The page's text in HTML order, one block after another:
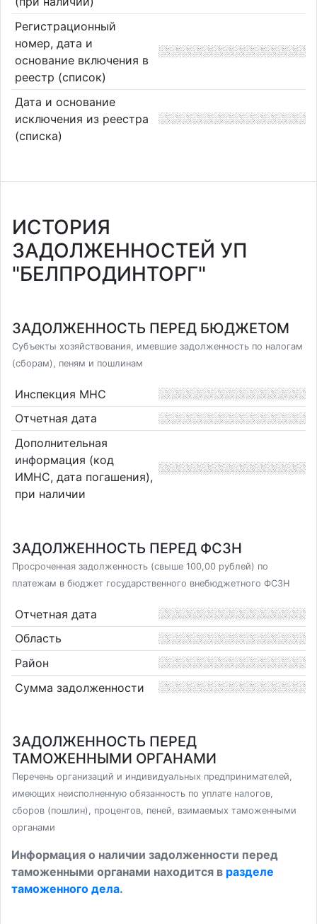
Регистрационный
номер, дата и
основание включения в
реестр (список)
Дата и основание
исключения из реестра
(списка)
ИСТОРИЯ
ЗАДОЛЖЕННОСТЕЙ УП
"БЕЛПРОДИНТОРГ"
ЗАДОЛЖЕННОСТЬ ПЕРЕД БЮДЖЕТОМ
Субъекты хозяйствования, имевшие задолженность по налогам
(сборам), пеням и пошлинам
Инспекция МНС
Отчетная дата
Дополнительная
информация (код
ИМНС, дата погашения),
при наличии
ЗАДОЛЖЕННОСТЬ ПЕРЕД ФСЗН
Просроченная задолженность (свыше 100,00 рублей) по
платежам в бюджет государственного внебюджетного ФСЗН
Отчетная дата
Область
Район
Сумма задолженности
ЗАДОЛЖЕННОСТЬ ПЕРЕД
ТАМОЖЕННЫМИ ОРГАНАМИ
Перечень организаций и индивидуальных предпринимателей,
имеющих неисполненную обязанность по уплате налогов,
сборов (пошлин), процентов, пеней, взимаемых таможенными
органами
Информация о наличии задолженности перед
таможенными органами находится в разделе
таможенного дела.